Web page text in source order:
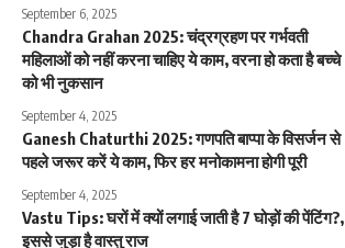
September 6, 2025
Chandra Grahan 2025: चंद्रग्रहण पर गर्भवती
महिलाओं को नहीं करना चाहिए ये काम, वरना हो कता है बच्चे
को भी नुकसान
September 4, 2025
Ganesh Chaturthi 2025: गणपति बाप्पा के विसर्जन से
पहले जरूर करें ये काम, फिर हर मनोकामना होगी पूरी
September 4, 2025
Vastu Tips: घरों में क्यों लगाई जाती है 7 घोड़ों की पेंटिंग?,
इससे जुड़ा है वास्तु राज